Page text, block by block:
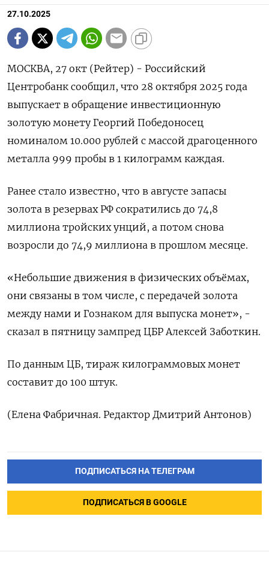
27.10.2025
МОСКВА, 27 окт (Рейтер) - Российский
Центробанк сообщил, что 28 октября 2025 года
выпускает в обращение инвестиционную
золотую монету Георгий Победоносец
номиналом 10.000 рублей c массой драгоценного
металла 999 пробы в 1 килограмм каждая.
Ранее стало известно, что в августе запасы
золота в резервах РФ сократились до 74,8
миллиона тройских унций, а потом снова
возросли до 74,9 миллиона в прошлом месяце.
«Небольшие движения в физических объёмах,
они связаны в том числе, с передачей золота
между нами и Гознаком для выпуска монет», -
сказал в пятницу зампред ЦБР Алексей Заботкин.
По данным ЦБ, тираж килограммовых монет
составит до 100 штук.
(Елена Фабричная. Редактор Дмитрий Антонов)
ПОДПИСАТЬСЯ НА ТЕЛЕГРАМ
ПОДПИСАТЬСЯ В GOOGLE